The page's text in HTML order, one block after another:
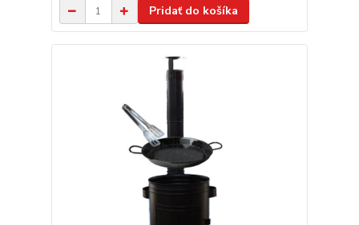
Pridať do košíka